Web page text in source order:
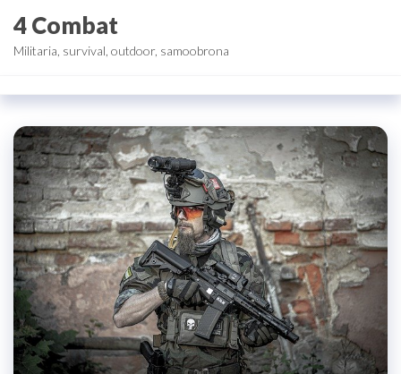
do
treści
4 Combat
Militaria, survival, outdoor, samoobrona